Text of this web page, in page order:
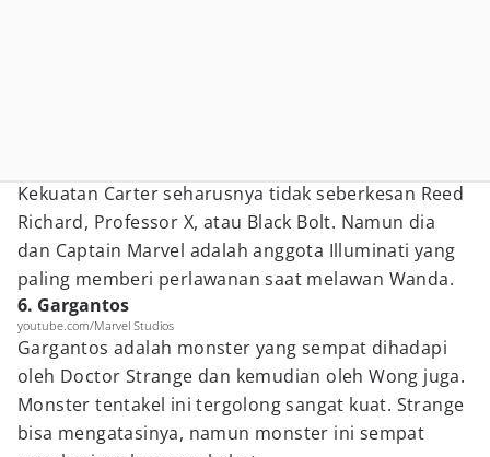
Kekuatan Carter seharusnya tidak seberkesan Reed
Richard, Professor X, atau Black Bolt. Namun dia
dan Captain Marvel adalah anggota Illuminati yang
paling memberi perlawanan saat melawan Wanda.
6. Gargantos
youtube.com/Marvel Studios
Gargantos adalah monster yang sempat dihadapi
oleh Doctor Strange dan kemudian oleh Wong juga.
Monster tentakel ini tergolong sangat kuat. Strange
bisa mengatasinya, namun monster ini sempat